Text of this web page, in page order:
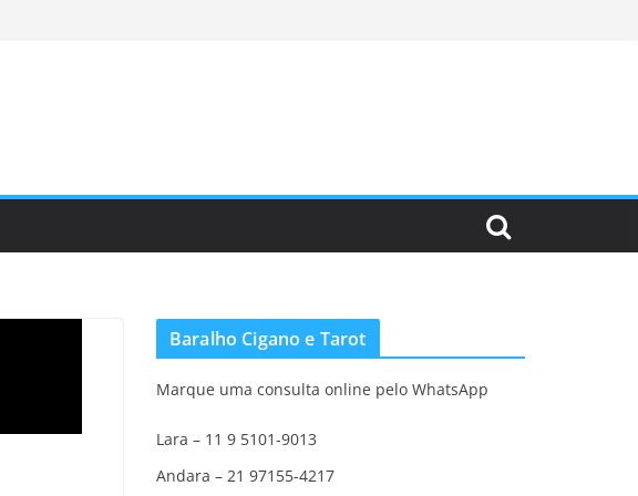
Baralho Cigano e Tarot
Marque uma consulta online pelo WhatsApp
Lara – 11 9 5101-9013
Andara – 21 97155-4217